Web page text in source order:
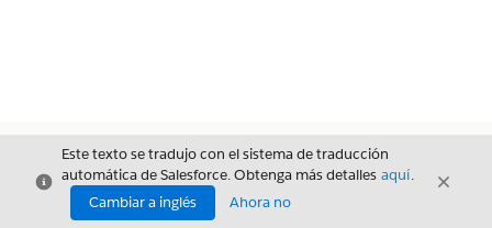
Cerrar
Este texto se tradujo con el sistema de traducción
automática de Salesforce. Obtenga más detalles aquí.
Cambiar a inglés
Ahora no
Cerrar